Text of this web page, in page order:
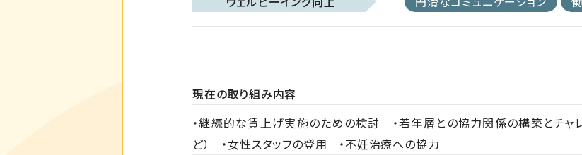
現在の取り組み内容
・継続的な賃上げ実施のための検討 ・若年層との協力関係の構築とチャ
ど） ・女性スタッフの登用 ・不妊治療への協力